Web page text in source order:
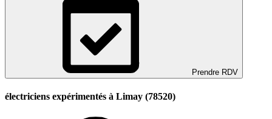
Prendre RDV
électriciens expérimentés à Limay (78520)